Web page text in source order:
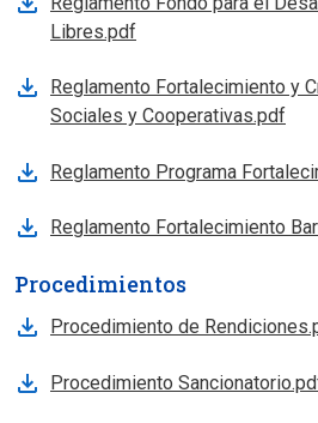
Libres.pdf
Reglamento Fortalecimiento y
Sociales y Cooperativas.pdf
Reglamento Programa
Reglamento Fortalecimiento
Procedimientos
Procedimiento de
Procedimiento